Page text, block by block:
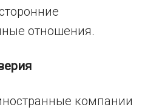
отношения.
компании